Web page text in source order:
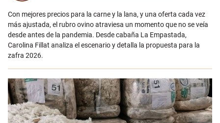
Con mejores precios para la carne y la lana, y una oferta cada vez
más ajustada, el rubro ovino atraviesa un momento que no se veía
desde antes de la pandemia. Desde cabaña La Empastada,
Carolina Fillat analiza el escenario y detalla la propuesta para la
zafra 2026.